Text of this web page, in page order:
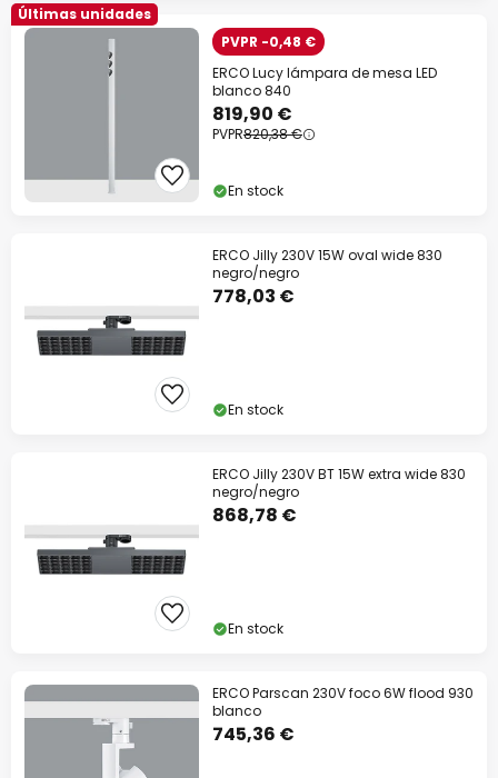
Últimas unidades
PVPR -0,48 €
ERCO Lucy lámpara de mesa LED
blanco 840
819,90 €
PVPR820,38 €
En stock
ERCO Jilly 230V 15W oval wide 830
negro/negro
778,03 €
En stock
ERCO Jilly 230V BT 15W extra wide 830
negro/negro
868,78 €
En stock
ERCO Parscan 230V foco 6W flood 930
blanco
745,36 €